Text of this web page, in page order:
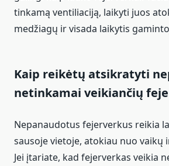
tinkamą ventiliaciją, laikyti juos
medžiagų ir visada laikytis
Kaip reikėtų atsikratyti
netinkamai veikiančių
Nepanaudotus fejerverkus reikia
sausoje vietoje, atokiau nuo vaikų
Jei įtariate, kad fejerverkas veikia